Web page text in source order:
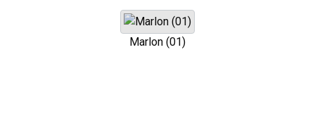
Marlon (01)